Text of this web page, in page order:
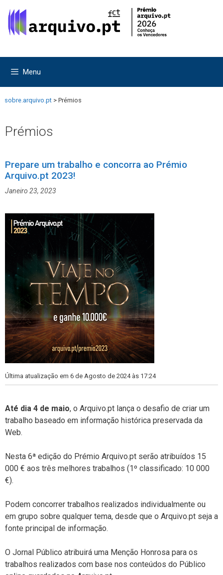
para
para
Menu
sobre.arquivo.pt > Prémios
Prémios
Prepare um trabalho e concorra ao Prémio
Arquivo.pt 2023!
Janeiro 23, 2023
Última atualização em 6 de Agosto de 2024 às 17:24
Até dia 4 de maio, o Arquivo.pt lança o desafio de criar um
trabalho baseado em informação histórica preservada da
Web.
Nesta 6ª edição do Prémio Arquivo.pt serão atribuídos 15
000 € aos três melhores trabalhos (1º classificado: 10 000
€).
Podem concorrer trabalhos realizados individualmente ou
em grupo sobre qualquer tema, desde que o Arquivo.pt seja a
fonte principal de informação.
O Jornal Público atribuirá uma Menção Honrosa para os
trabalhos realizados com base nos conteúdos do Público